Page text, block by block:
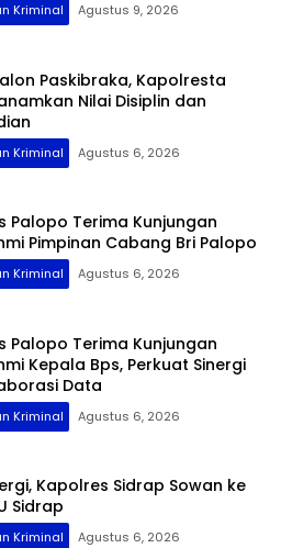
Kriminal Agustus 9, 2026
Paskibraka, Kapolresta
Nilai Disiplin dan
Kriminal Agustus 6, 2026
Palopo Terima Kunjungan
Pimpinan Cabang Bri Palopo
Kriminal Agustus 6, 2026
Palopo Terima Kunjungan
Kepala Bps, Perkuat Sinergi
Data
Kriminal Agustus 6, 2026
Kapolres Sidrap Sowan ke
Sidrap
Kriminal Agustus 6, 2026